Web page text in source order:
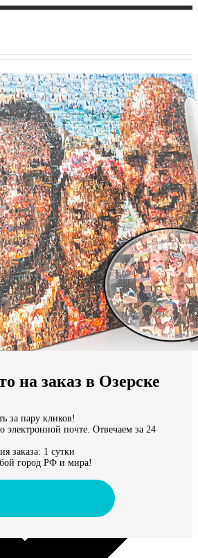
миру
на заказ в Озерске
за пару кликов!
электронной почте. Отвечаем за 24
заказа: 1 сутки
город РФ и мира!